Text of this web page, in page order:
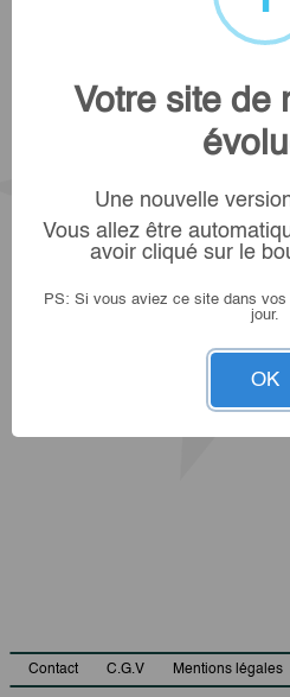
Contact C.G.V Mentions légales
Votre site de
Une nouvelle
Vous allez être
avoir cliqué sur le
PS: Si vous aviez ce site dans
jour.
OK